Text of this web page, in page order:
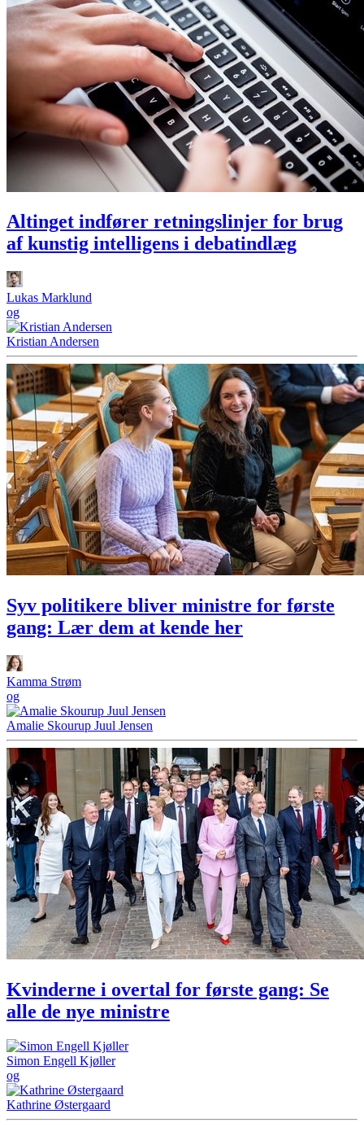
Altinget indfører retningslinjer for brug
af kunstig intelligens i debatindlæg
Lukas Marklund
og
Kristian Andersen
Syv politikere bliver ministre for første
gang: Lær dem at kende her
Kamma Strøm
og
Amalie Skourup Juul Jensen
Kvinderne i overtal for første gang: Se
alle de nye ministre
Simon Engell Kjøller
og
Kathrine Østergaard